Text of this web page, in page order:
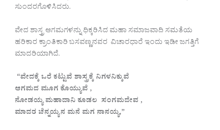
ಸುಂದರಗೊಳಿಸಿದರು.
ವೇದ ಶಾಸ್ತ್ರ ಆಗಮಗಳನ್ನು ಧಿಕ್ಕರಿಸಿದ ಮಹಾ ಸಮಾಜವಾದಿ ಸಮತೆಯ
ಹರಿಕಾರ ಕ್ರಾಂತಿಕಾರಿ ಬಸವಣ್ಣನವರ ವಿಚಾರಧಾರೆ ಇಂದು ಇಡೀ ಜಗತ್ತಿಗೆ
ಮಾದರಿಯಾಗಿದೆ.
“ವೇದಕ್ಕೆ ಒರೆ ಕಟ್ಟುವೆ ಶಾಸ್ತ್ರಕ್ಕೆ ನಿಗಳನಿಕ್ಕುವೆ
ಆಗಮದ ಮೂಗ ಕೊಯ್ಯುವೆ ,
ನೋಡಯ್ಯ ಮಹಾದಾನಿ ಕೂಡಲ ಸಂಗಮದೇವ ,
ಮಾದರ ಚೆನ್ನಯ್ಯನ ಮನೆ ಮಗ ನಾನಯ್ಯ,”